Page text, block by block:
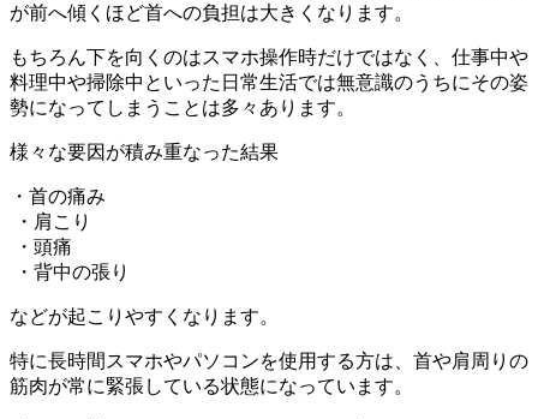
が前へ傾くほど首への負担は大きくなります。
もちろん下を向くのはスマホ操作時だけではなく、仕事中や
料理中や掃除中といった日常生活では無意識のうちにその姿
勢になってしまうことは多々あります。
様々な要因が積み重なった結果
・首の痛み
・肩こり
・頭痛
・背中の張り
などが起こりやすくなります。
特に長時間スマホやパソコンを使用する方は、首や肩周りの
筋肉が常に緊張している状態になっています。